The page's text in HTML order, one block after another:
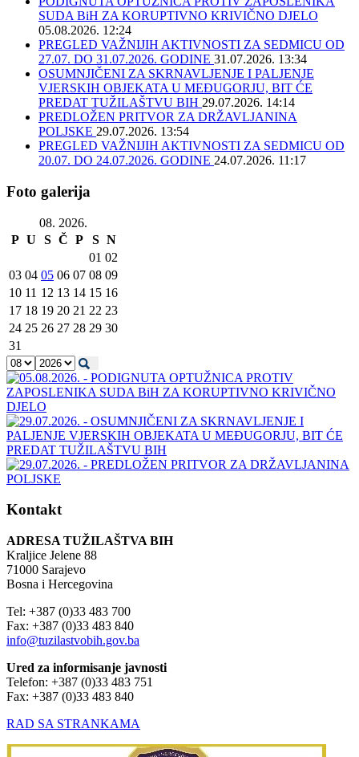
SUDA BiH ZA KORUPTIVNO KRIVIČNO DJELO
05.08.2026. 12:24
PREGLED VAŽNIJIH AKTIVNOSTI ZA SEDMICU OD
27.07. DO 31.07.2026. GODINE 31.07.2026. 13:34
OSUMNJIČENI ZA SKRNAVLJENJE I PALJENJE
VJERSKIH OBJEKATA U MEĐUGORJU, BIT ĆE
PREDAT TUŽILAŠTVU BIH 29.07.2026. 14:14
PREDLOŽEN PRITVOR ZA DRŽAVLJANINA
POLJSKE 29.07.2026. 13:54
PREGLED VAŽNIJIH AKTIVNOSTI ZA SEDMICU OD
20.07. DO 24.07.2026. GODINE 24.07.2026. 11:17
Foto galerija
08. 2026.
P U S Č P S N
01 02
03 04 05 06 07 08 09
10 11 12 13 14 15 16
17 18 19 20 21 22 23
24 25 26 27 28 29 30
31
Kontakt
ADRESA TUŽILAŠTVA BIH
Kraljice Jelene 88
71000 Sarajevo
Bosna i Hercegovina
Tel: +387 (0)33 483 700
Fax: +387 (0)33 483 840
info@tuzilastvobih.gov.ba
Ured za informisanje javnosti
Telefon: +387 (0)33 483 751
Fax: +387 (0)33 483 840
RAD SA STRANKAMA